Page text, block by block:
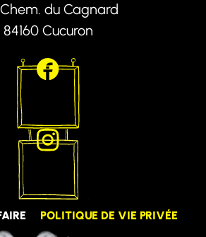
Chem. du Cagnard
84160 Cucuron
POLITIQUE DE VIE PRIVÉE